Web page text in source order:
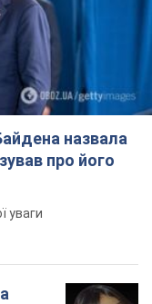
назвала
про його
уваги